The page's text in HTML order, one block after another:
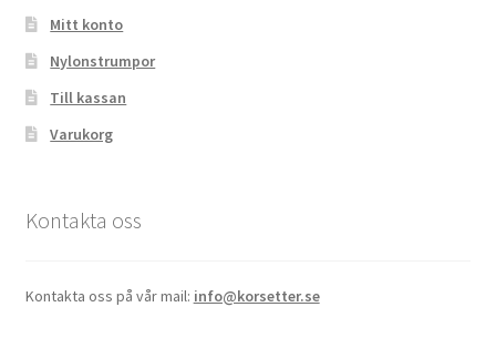
Mitt konto
Nylonstrumpor
Till kassan
Varukorg
Kontakta oss
Kontakta oss på vår mail: info@korsetter.se